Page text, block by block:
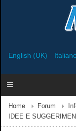
English (UK) Italiano
Home Forum
IDEE E